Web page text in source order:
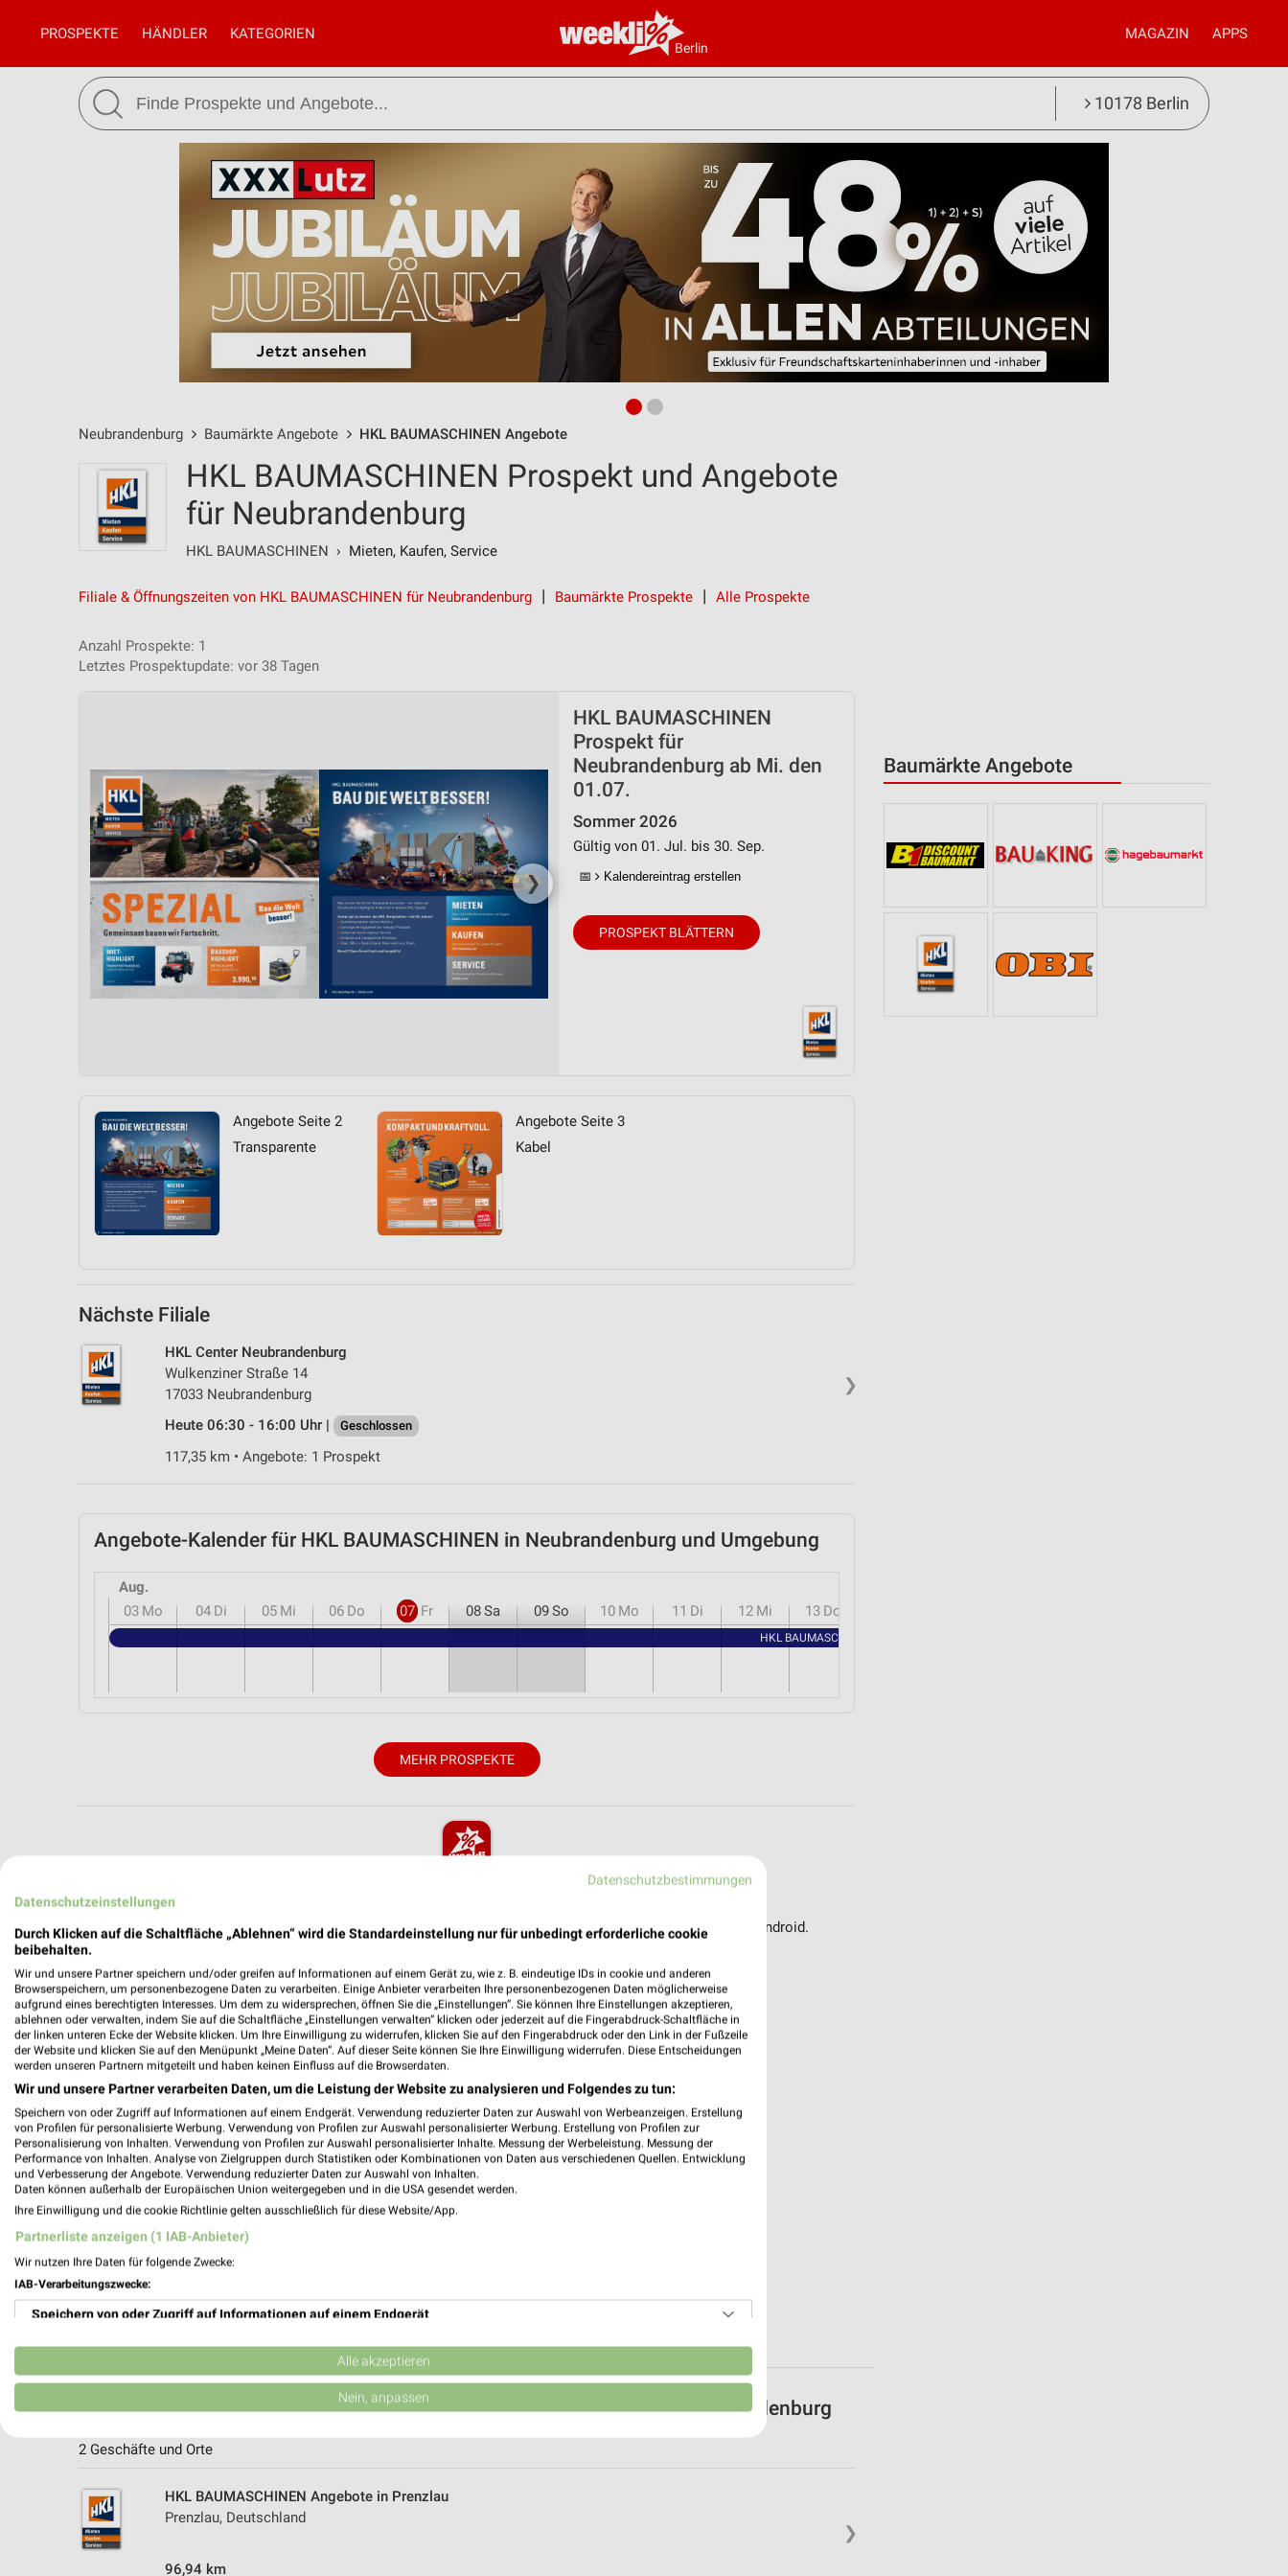
Berlin
PROSPEKTE HÄNDLER KATEGORIEN MAGAZIN APPS
10178 Berlin
Neubrandenburg Baumärkte Angebote HKL BAUMASCHINEN Angebote
Baumärkte Angebote
HKL BAUMASCHINEN Prospekt und Angebote
für Neubrandenburg
HKL BAUMASCHINEN › Mieten, Kaufen, Service
Filiale & Öffnungszeiten von HKL BAUMASCHINEN für Neubrandenburg Baumärkte Prospekte Alle Prospekte
Anzahl Prospekte: 1
Letztes Prospektupdate: vor 38 Tagen
❯
HKL BAUMASCHINEN
Prospekt für
Neubrandenburg ab Mi. den
01.07.
Sommer 2026
Gültig von 01. Jul. bis 30. Sep.
📅 Kalendereintrag erstellen
PROSPEKT BLÄTTERN
Angebote Seite 2
Transparente
Angebote Seite 3
Kabel
Nächste Filiale
❯
HKL Center Neubrandenburg
Wulkenziner Straße 14
17033 Neubrandenburg
Heute 06:30 - 16:00 Uhr |
Geschlossen
117,35 km • Angebote: 1 Prospekt
Angebote-Kalender für HKL BAUMASCHINEN in Neubrandenburg und Umgebung
Aug.
03 Mo 04 Di 05 Mi 06 Do 07 Fr 08Sa 09So 10 Mo 11 Di 12 Mi 13 Do
HKL BAUMASCHINEN - Sommer 2026
MEHR PROSPEKTE
weekli - Prospekte & Angebote App
Alle HKL BAUMASCHINEN Angebote immer griffbereit – mit der kostenlosen weekli App für iOS & Android.
✔Standortgenaue Angebote
✔Folge deinem Lieblingshändler
✔Push-Benachrichtigungen bei neuen Prospekten
✔Einkaufsliste - Einkauf stressfrei planen
Nutze weekli auch mobil – App jetzt laden oder QR-Code scannen.
Weitere HKL BAUMASCHINEN Geschäfte mit Angeboten in und um Neubrandenburg
2 Geschäfte und Orte
❯
HKL BAUMASCHINEN Angebote in Prenzlau
Prenzlau, Deutschland
96,94 km
Datenschutzbestimmungen
Datenschutzeinstellungen
Durch Klicken auf die Schaltfläche „Ablehnen“ wird die Standardeinstellung nur für unbedingt erforderliche cookie
beibehalten.
Wir und unsere Partner speichern und/oder greifen auf Informationen auf einem Gerät zu, wie z. B. eindeutige IDs in cookie und anderen
Browserspeichern, um personenbezogene Daten zu verarbeiten. Einige Anbieter verarbeiten Ihre personenbezogenen Daten möglicherweise
aufgrund eines berechtigten Interesses. Um dem zu widersprechen, öffnen Sie die „Einstellungen“. Sie können Ihre Einstellungen akzeptieren,
ablehnen oder verwalten, indem Sie auf die Schaltfläche „Einstellungen verwalten“ klicken oder jederzeit auf die Fingerabdruck-Schaltfläche in
der linken unteren Ecke der Website klicken. Um Ihre Einwilligung zu widerrufen, klicken Sie auf den Fingerabdruck oder den Link in der Fußzeile
der Website und klicken Sie auf den Menüpunkt „Meine Daten“. Auf dieser Seite können Sie Ihre Einwilligung widerrufen. Diese Entscheidungen
werden unseren Partnern mitgeteilt und haben keinen Einfluss auf die Browserdaten.
Wir und unsere Partner verarbeiten Daten, um die Leistung der Website zu analysieren und Folgendes zu tun:
Speichern von oder Zugriff auf Informationen auf einem Endgerät. Verwendung reduzierter Daten zur Auswahl von Werbeanzeigen. Erstellung
von Profilen für personalisierte Werbung. Verwendung von Profilen zur Auswahl personalisierter Werbung. Erstellung von Profilen zur
Personalisierung von Inhalten. Verwendung von Profilen zur Auswahl personalisierter Inhalte. Messung der Werbeleistung. Messung der
Performance von Inhalten. Analyse von Zielgruppen durch Statistiken oder Kombinationen von Daten aus verschiedenen Quellen. Entwicklung
und Verbesserung der Angebote. Verwendung reduzierter Daten zur Auswahl von Inhalten.
Daten können außerhalb der Europäischen Union weitergegeben und in die USA gesendet werden.
Ihre Einwilligung und die cookie Richtlinie gelten ausschließlich für diese Website/App.
Partnerliste anzeigen (1 IAB-Anbieter)
Wir nutzen Ihre Daten für folgende Zwecke:
IAB-Verarbeitungszwecke:
Speichern von oder Zugriff auf Informationen auf einem Endgerät
Verwendung reduzierter Daten zur Auswahl von Werbeanzeigen
Erstellung von Profilen für personalisierte Werbung
Verwendung von Profilen zur Auswahl personalisierter Inhalte
Messung der Werbeleistung
Alle akzeptieren
Nein, anpassen